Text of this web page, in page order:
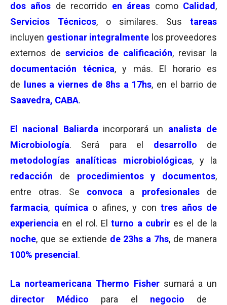
dos años de recorrido en áreas como Calidad ,
Servicios Técnicos, o similares. Sus tareas
incluyen gestionar integralmente los proveedores
externos de servicios de calificación, revisar la
documentación técnica, y más. El horario es
de lunes a viernes de 8hs a 17hs, en el barrio de
Saavedra, CABA.
El nacional Baliarda incorporará un analista de
Microbiología. Será para el desarrollo de
metodologías analíticas microbiológicas, y la
redacción
de procedimientos y documentos,
entre otras. Se convoca a profesionales
de
farmacia, química o afines, y con tres años de
experiencia en el rol. Elturno a cubrires el de la
noche, que se extiende de 23hs a 7hs, de manera
100% presencial .
La norteamericana Thermo Fisher sumará a un
director Médico para el negocio
de